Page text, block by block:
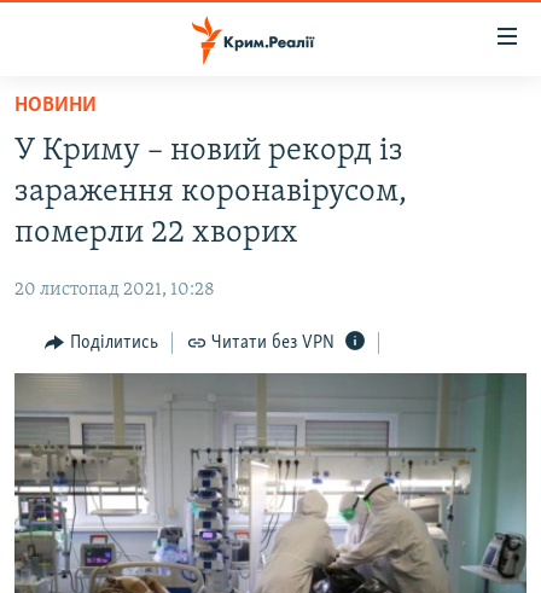
Перейти
основного
матеріалу
Перейти
до
основної
Перейти
до
ВОДА.КРИМ
ВІДЕО ТА ФОТО
БЛОГИ
ПОГЛЯД
ВСЕ ЗА ДЕНЬ
СПЕЦПРОЕКТИ
ДЕПОРТАЦІЯ
ВІДЕОУРОКИ «ELIFBE»
ЯК ОБІЙТИ БЛОКУВАННЯ
Русский
НОВИНИ
У Криму – новий рекорд із
зараження коронавірусом,
померли 22 хворих
20 листопад 2021, 10:28
Поділитись Читати без VPN